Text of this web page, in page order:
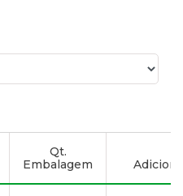
Qt.
Embalagem